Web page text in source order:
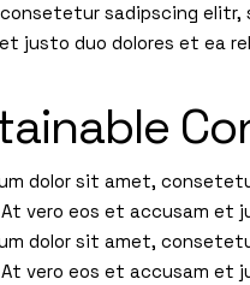
sadipscing elitr,
justo duo dolores et ea
dolor sit amet,
vero eos et accusam et
dolor sit amet,
vero eos et accusam et